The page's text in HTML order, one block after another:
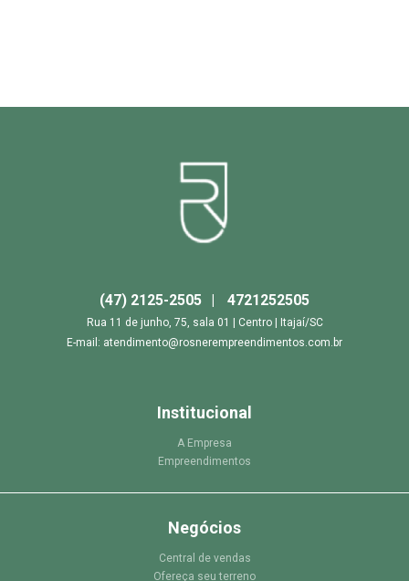
(47) 2125-2505 4721252505
Rua 11 de junho, 75, sala 01 | Centro | Itajaí/SC
E-mail: atendimento@rosnerempreendimentos.com.br
Institucional
A Empresa
Empreendimentos
Negócios
Central de vendas
Ofereça seu terreno